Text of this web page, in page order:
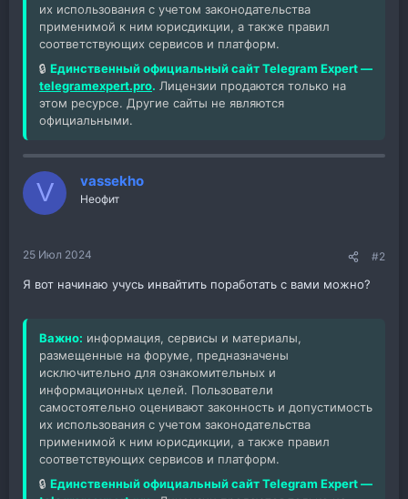
их использования с учетом законодательства
применимой к ним юрисдикции, а также правил
соответствующих сервисов и платформ.
🔒 Единственный официальный сайт Telegram Expert —
telegramexpert.pro. Лицензии продаются только на
этом ресурсе. Другие сайты не являются
официальными.
V vassekho
Неофит
25 Июл 2024 #2
Я вот начинаю учусь инвайтить поработать с вами можно?
Важно: информация, сервисы и материалы,
размещенные на форуме, предназначены
исключительно для ознакомительных и
информационных целей. Пользователи
самостоятельно оценивают законность и допустимость
их использования с учетом законодательства
применимой к ним юрисдикции, а также правил
соответствующих сервисов и платформ.
🔒 Единственный официальный сайт Telegram Expert —